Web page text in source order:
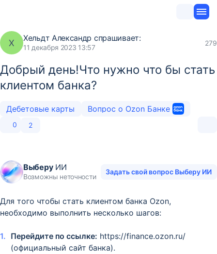
Х Хельдт Александр спрашивает:
11 декабря 2023 13:57
279
Добрый день!Что нужно что бы стать
клиентом банка?
Дебетовые карты Вопрос о Ozon Банке
0 2
ВыберуИИ
Возможны неточности
Задать свой вопрос Выберу ИИ
Для того чтобы стать клиентом банка Ozon,
необходимо выполнить несколько шагов:
Перейдите по ссылке: https://finance.ozon.ru/
(официальный сайт банка).